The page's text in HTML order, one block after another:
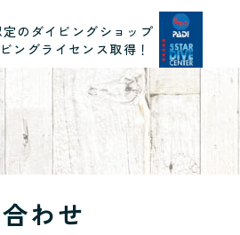
のダイビングショップ
ングライセンス取得！
わせ